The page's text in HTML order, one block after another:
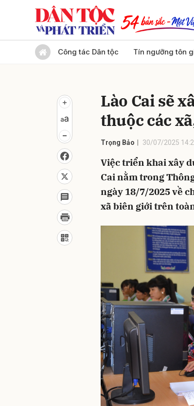
Công tác Dân tộc Tín ngưỡng tôn
Lào Cai sẽ
thuộc các
Trọng Bảo 30/07/2025
Việc triển khai xây
Cai nằm trong
ngày 18/7/2025 về
xã biên giới trên